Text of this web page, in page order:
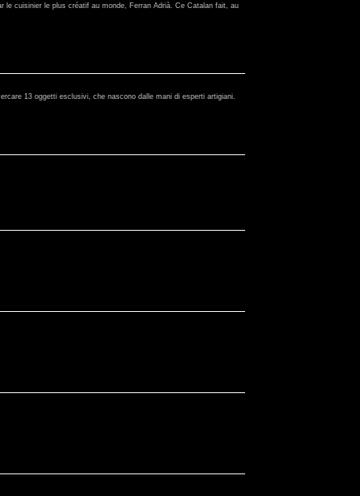
le cuisinier le plus créatif au monde, Ferran Adrià. Ce Catalan fait, au
13 oggetti esclusivi, che nascono dalle mani di esperti artigiani.